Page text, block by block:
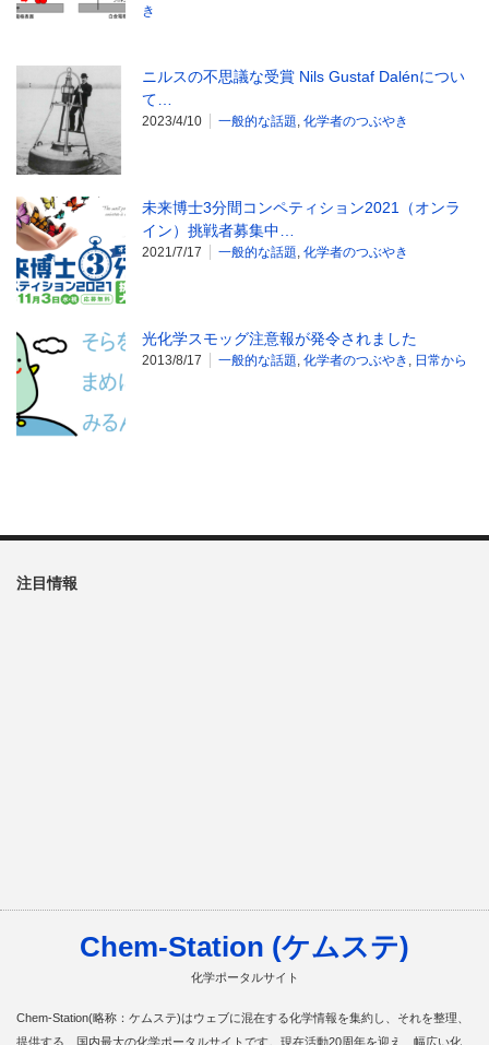
き
ニルスの不思議な受賞 Nils Gustaf Dalénについ
て…
2023/4/10 一般的な話題, 化学者のつぶやき
未来博士3分間コンペティション2021（オンラ
イン）挑戦者募集中…
2021/7/17 一般的な話題, 化学者のつぶやき
光化学スモッグ注意報が発令されました
2013/8/17 一般的な話題, 化学者のつぶやき , 日常から
注目情報
Chem-Station (ケムステ)
化学ポータルサイト
Chem-Station(略称：ケムステ)はウェブに混在する化学情報を集約し、それを整理、
提供する、国内最大の化学ポータルサイトです。現在活動20周年を迎え、幅広い化